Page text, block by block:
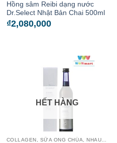
Hồng sâm Reibi dạng nước
Dr.Select Nhật Bản Chai 500ml
₫2,080,000
HẾT HÀNG